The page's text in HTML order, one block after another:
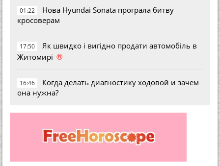
01:22
Нова Hyundai Sonata програла битву
кросоверам
17:50
Як швидко і вигідно продати автомобіль в
Житомирі ®
16:46
Когда делать диагностику ходовой и зачем
она нужна?